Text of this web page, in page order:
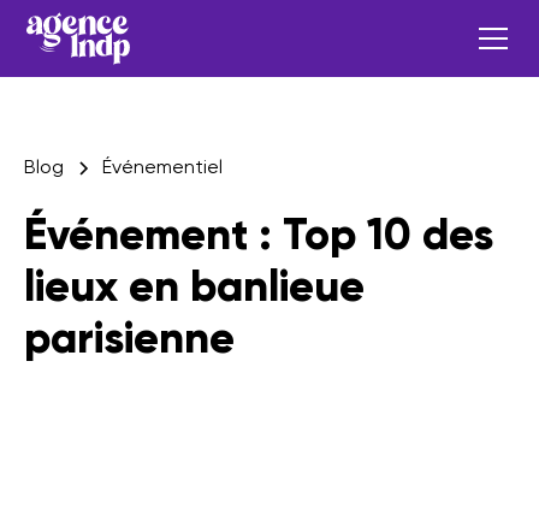
Blog Événementiel
Événement : Top 10 des
lieux en banlieue
parisienne